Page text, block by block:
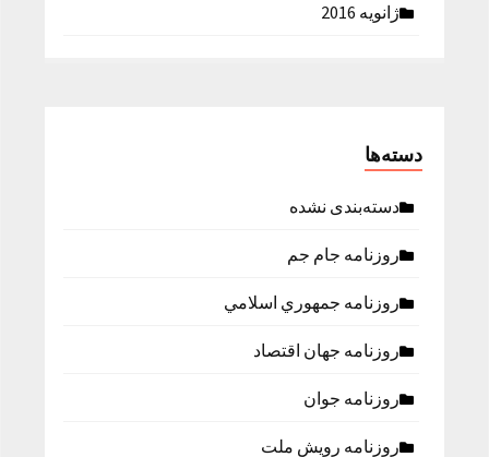
ژانویه 2016
دسته‌ها
دسته‌بندی نشده
روزنامه جام جم
روزنامه جمهوري اسلامي
روزنامه جهان اقتصاد
روزنامه جوان
روزنامه رویش ملت